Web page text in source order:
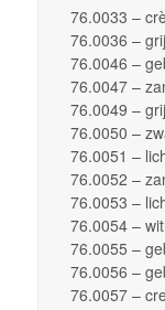
76.0033 –
76.0036 –
76.0046 –
76.0047 –
76.0049 –
76.0050 –
76.0051 –
76.0052 –
76.0053 –
76.0054 – wit
76.0055 –
76.0056 –
76.0057 –